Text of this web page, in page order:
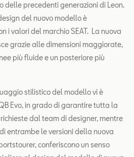
delle precedenti generazioni di Leon.
del nuovo modello è
i valori del marchio SEAT. La nuova
grazie alle dimensioni maggiorate,
più fluide e un posteriore più
stilistico del modello vi è
Evo, in grado di garantire tutta la
dal team di designer, mentre
entrambe le versioni della nuova
conferiscono un senso